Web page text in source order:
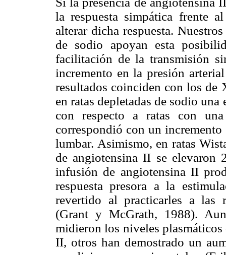
la respuesta simpática frente
alterar dicha respuesta.
de sodio apoyan esta
facilitación de la transmisión
incremento en la presión
resultados coinciden con los de
en ratas depletadas de sodio
con respecto a ratas con
correspondió con un
lumbar. Asimismo, en ratas
de angiotensina II se elevaron
infusión de angiotensina II
respuesta presora a la
revertido al practicarles a las
(Grant y McGrath, 1988).
midieron los niveles
II, otros han demostrado un